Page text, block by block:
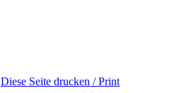
Diese Seite drucken / Print